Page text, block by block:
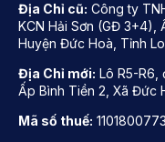
Địa Chỉ cũ: Công ty
KCN Hải Sơn (GĐ 3+4),
Huyện Đức Hoà, Tỉnh
Địa Chỉ mới: Lô R5-R6,
Ấp Bình Tiền 2, Xã Đức
Mã số thuế: 1101800773